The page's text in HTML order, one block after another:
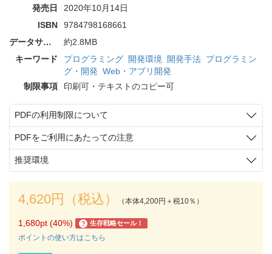
発売日
2020年10月14日
ISBN
9784798168661
データサイズ
約2.8MB
キーワード
プログラミング 開発環境 開発手法 プログラミン
グ・開発 Web・アプリ開発
制限事項
印刷可・テキストのコピー可
PDFの利用制限について
PDFをご利用にあたっての注意
推奨環境
4,620円（税込） （本体4,200円＋税10％）
1,680pt (40%) ? 生存戦略セール！
ポイントの使い方はこちら